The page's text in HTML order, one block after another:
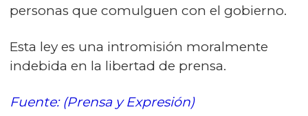
personas que comulguen con el gobierno.
Esta ley es una intromisión moralmente
indebida en la libertad de prensa.
Fuente: (Prensa y Expresión)